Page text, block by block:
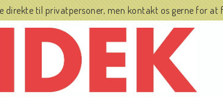
direkte til privatpersoner, men kontakt os gerne for